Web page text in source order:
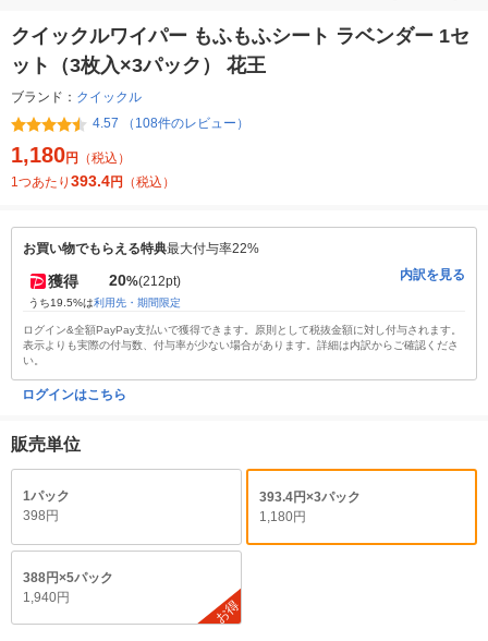
クイックルワイパー もふもふシート ラベンダー 1セ
ット（3枚入×3パック） 花王
ブランド： クイックル
4.57 （108件のレビュー）
1,180円
（税込）
1つあたり 393.4円 （税込）
お買い物でもらえる特典最大付与率22%
獲得 20%(212pt)
うち19.5%は利用先・期間限定
内訳を見る
ログイン&全額PayPay支払いで獲得できます。原則として税抜金額に対し付与されます。
表示よりも実際の付与数、付与率が少ない場合があります。詳細は内訳からご確認くださ
い。
ログインはこちら
販売単位
1パック
398円
393.4円×3パック
1,180円
388円×5パック
1,940円
お得